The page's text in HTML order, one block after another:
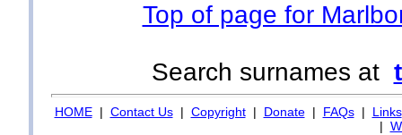
Top of page for
Search surnames at
HOME| Contact Us| Copyright| Donate| FAQs| Links
|